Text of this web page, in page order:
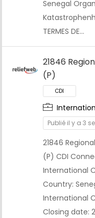
CDI
CDI
Senegal
TERMES DE…
21846
(P)
Publié il y a 3
21846
(P) CDI
International
Country:
International
Closing date: